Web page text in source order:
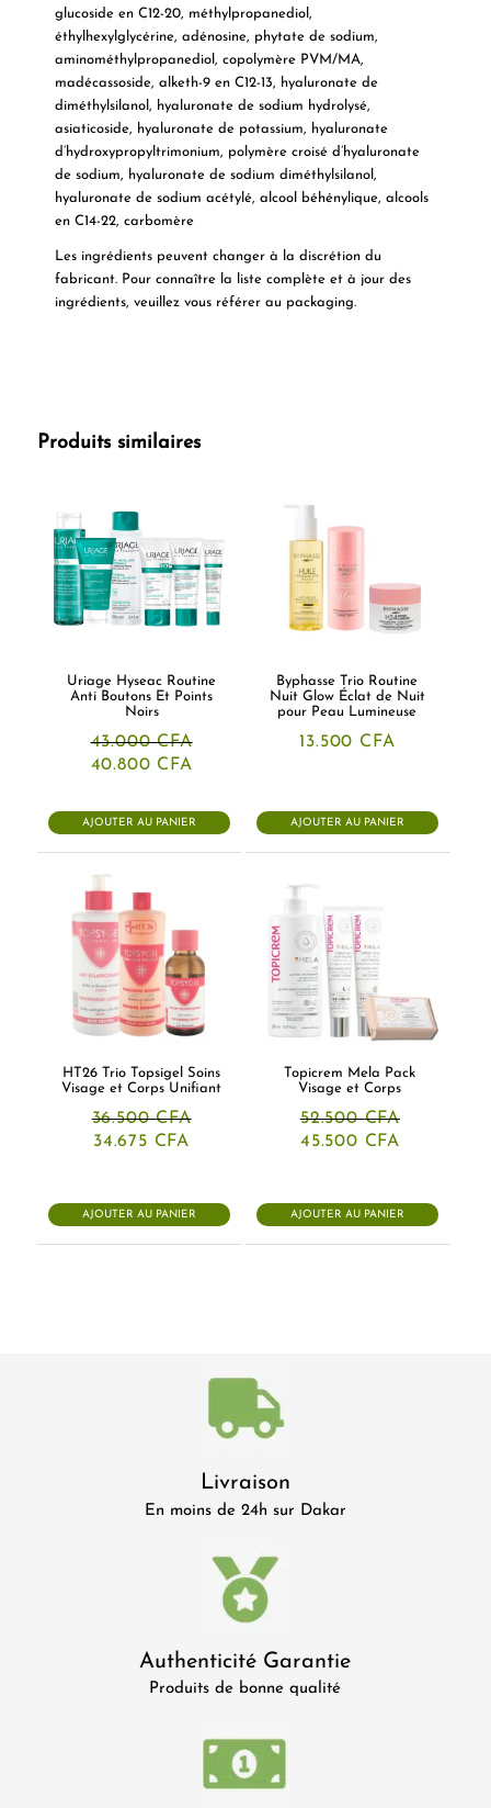
glucoside en C12-20, méthylpropanediol,
éthylhexylglycérine, adénosine, phytate de sodium,
aminométhylpropanediol, copolymère PVM/MA,
madécassoside, alketh-9 en C12-13, hyaluronate de
diméthylsilanol, hyaluronate de sodium hydrolysé,
asiaticoside, hyaluronate de potassium, hyaluronate
d’hydroxypropyltrimonium, polymère croisé d’hyaluronate
de sodium, hyaluronate de sodium diméthylsilanol,
hyaluronate de sodium acétylé, alcool béhénylique, alcools
en C14-22, carbomère
Les ingrédients peuvent changer à la discrétion du
fabricant. Pour connaître la liste complète et à jour des
ingrédients, veuillez vous référer au packaging.
Produits similaires
Uriage Hyseac Routine
Anti Boutons Et Points
Noirs
43.000CFA
Le
était :
43.000 CFA.
40.800 CFA
est :
40.800 CFA.
AJOUTER AU PANIER
Byphasse Trio Routine
Nuit Glow Éclat de Nuit
pour Peau Lumineuse
13.500 CFA
AJOUTER AU PANIER
HT26 Trio Topsigel Soins
Visage et Corps Unifiant
36.500CFA
Le
36.500 CFA.
34.675 CFA
34.675 CFA.
AJOUTER AU PANIER
Topicrem Mela Pack
Visage et Corps
52.500CFA
Le
52.500 CFA.
45.500 CFA
45.500
AJOUTER AU PANIER
Livraison
En moins de 24h sur Dakar
Authenticité Garantie
Produits de bonne qualité